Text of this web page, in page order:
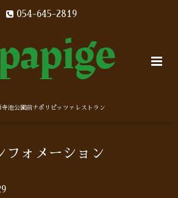
054-645-2819
寺池公園前ナポリピッツァレストラン
フォメーション